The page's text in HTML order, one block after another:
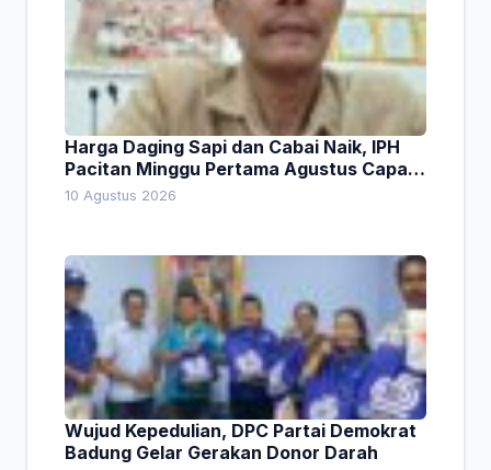
Harga Daging Sapi dan Cabai Naik, IPH
Pacitan Minggu Pertama Agustus Capai
1,66 Persen. Ini Penjelasan Kabag Ayub
10 Agustus 2026
Wujud Kepedulian, DPC Partai Demokrat
Badung Gelar Gerakan Donor Darah